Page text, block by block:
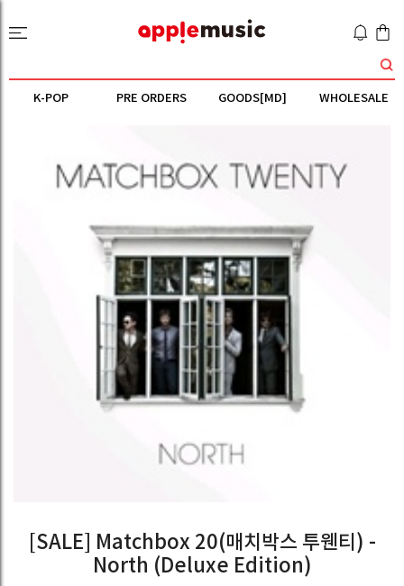
K-POP PRE ORDERS GOODS[MD] WHOLESALE
[SALE] Matchbox 20(매치박스 투웬티) -
North (Deluxe Edition)